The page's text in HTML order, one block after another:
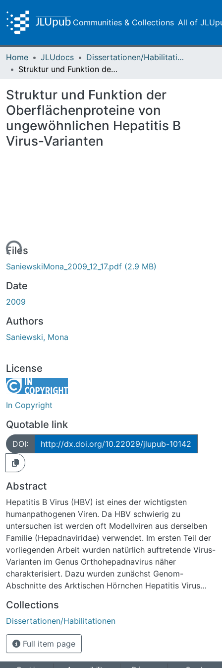
Communities & Collections All of
Home JLUdocs
Dissertationen/Habilitationen
Struktur und Funktion der Oberflächenproteine von ungewöhnlichen Hepatitis B Virus-Varianten
Struktur und Funktion der
Oberflächenproteine von
ungewöhnlichen Hepatitis B
Virus-Varianten
Files
SaniewskiMona_2009_12_17.pdf (2.9 MB)
Date
2009
Authors
Saniewski, Mona
License
In Copyright
Quotable link
DOI: http://dx.doi.org/10.22029/jlupub-10142
Abstract
Hepatitis B Virus (HBV) ist eines der wichtigsten
humanpathogenen Viren. Da HBV schwierig zu
untersuchen ist werden oft Modellviren aus derselben
Familie (Hepadnaviridae) verwendet. Im ersten Teil der
vorliegenden Arbeit wurden natürlich auftretende Virus-
Varianten im Genus Orthohepadnavirus näher
charakterisiert. Dazu wurden zunächst Genom-
Abschnitte des Arktischen Hörnchen Hepatitis Virus
Sequenzanalyse unterzogen. Es wurden zwei ASHV-
Seren untersucht, von denen die eine Probe aus einem
chronisch mit ASHV infizierten Arktischen Hörnchen
stammte (ASHV3P), die andere aus einem
Collections
Dissertationen/Habilitationen
Full item page